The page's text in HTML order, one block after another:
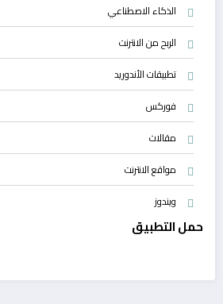
الذكاء الاصطناعي
الربح من الانترنت
تطبيقات الأندوريد
فوركس
مقالات
مواقع الانترنت
ويندوز
حمل التطبيق